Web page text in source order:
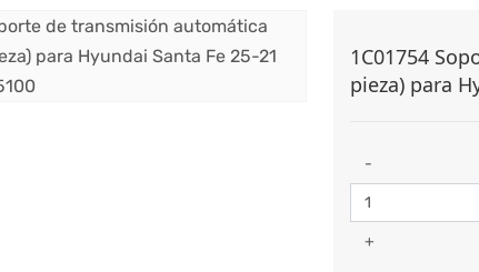
1C01754
pieza) para
-
+